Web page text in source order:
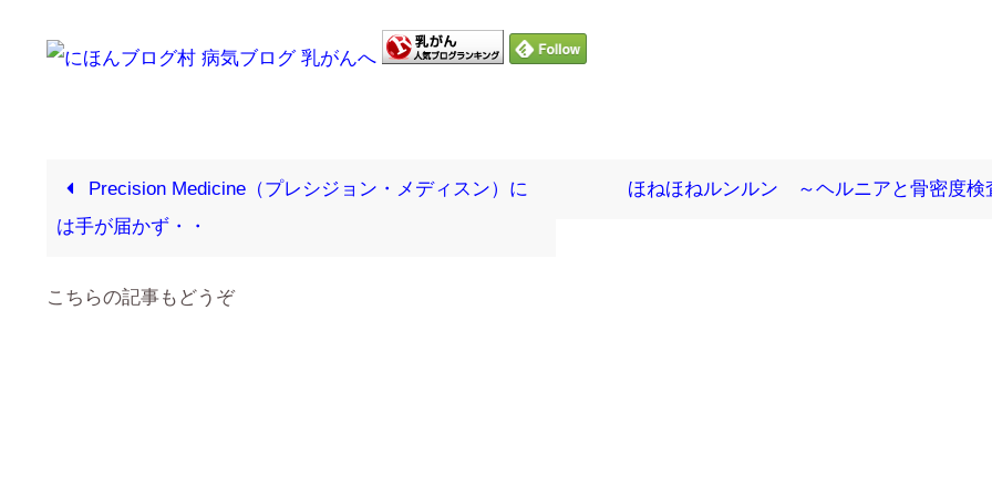
Precision Medicine（プレシジョン・メディスン）に
は手が届かず・・
ほねほねルンルン ～ヘルニアと骨密度
こちらの記事もどうぞ